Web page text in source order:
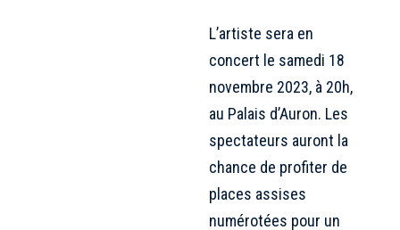
L’artiste sera en
concert le samedi 18
novembre 2023, à 20h,
au Palais d’Auron. Les
spectateurs auront la
chance de profiter de
places assises
numérotées pour un